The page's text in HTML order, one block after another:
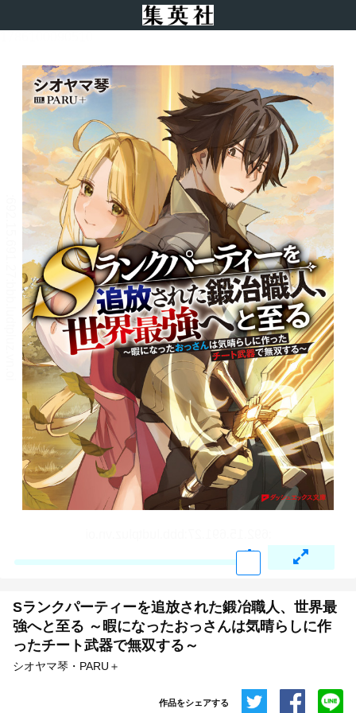
Sランクパーティーを追放された鍛冶職人、世界最
強へと至る ～暇になったおっさんは気晴らしに作
ったチート武器で無双する～
シオヤマ琴・PARU＋
作品をシェアする